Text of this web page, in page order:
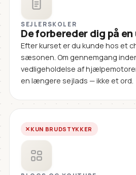
SEJLERSKOLER
De forbereder dig på
Efter kurset er du kunde hos et
sæsonen. Om gennemgang
vedligeholdelse af
en længere sejlads — ikke et ord.
KUN BRUDSTYKKER